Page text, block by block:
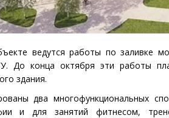
ведутся работы по заливке
До конца октября эти работы
здания.
два многофункциональных
и для занятий фитнесом,